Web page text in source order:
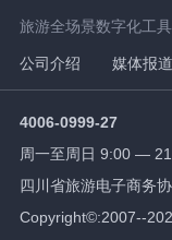
旅游全场景数字化工
公司介绍 媒体报道
4006-0999-27
周一至周日 9:00 —
四川省旅游电子商务
Copyright©:2007--